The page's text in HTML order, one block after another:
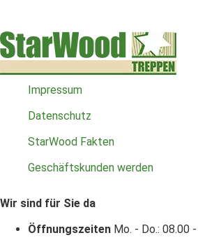
Impressum
Datenschutz
StarWood Fakten
Geschäftskunden werden
Wir sind für Sie da
Öffnungszeiten Mo. - Do.: 08.00